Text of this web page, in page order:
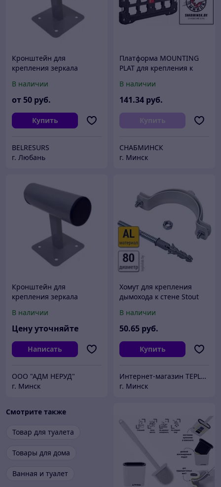
Кронштейн для
крепления зеркала
d1000, d1200
В наличии
от 50 руб.
Купить
BELRESURS
г. Любань
Платформа MOUNTING
PLAT для крепления к
MILWAUKEE
В наличии
141.34 руб.
Купить
СНАБМИНСК
г. Минск
Кронштейн для
крепления зеркала
d1000, d1200
В наличии
Цену уточняйте
Написать
ООО "АДМ НЕРУД"
г. Минск
Хомут для крепления
дымохода к стене Stout
В наличии
50.65 руб.
Купить
Интернет-магазин TEPLOLAB.BY / ООО "Лаборатория тепла"
г. Минск
Смотрите также
Товар для туалета
Товары для дома
Ванная и туалет